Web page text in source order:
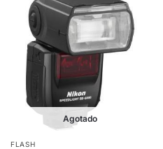
Agotado
FLASH